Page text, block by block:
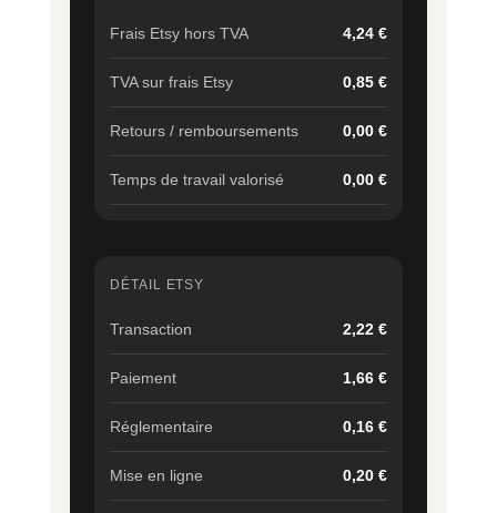
Frais Etsy hors TVA 4,24 €
TVA sur frais Etsy 0,85 €
Retours / remboursements 0,00 €
Temps de travail valorisé 0,00 €
DÉTAIL ETSY
Transaction 2,22 €
Paiement 1,66 €
Réglementaire 0,16 €
Mise en ligne 0,20 €